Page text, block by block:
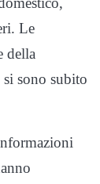
Le
della
si sono subito